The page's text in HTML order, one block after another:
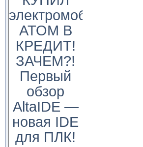
электромобиль
АТОМ В
КРЕДИТ!
ЗАЧЕМ?!
Первый
обзор
AltaIDE —
новая IDE
для ПЛК!